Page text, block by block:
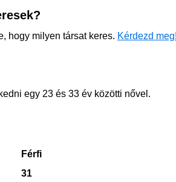
hogy milyen társat keres. Kérdezd meg!
egy 23 és 33 év közötti nővel.
Férfi
31